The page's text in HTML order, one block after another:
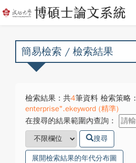
簡易檢索 / 檢索結果
檢索結果：共4筆資料 檢索策略：
enterprise".ekeyword (精準)
在搜尋的結果範圍內查詢：
搜尋
展開檢索結果的年代分布圖